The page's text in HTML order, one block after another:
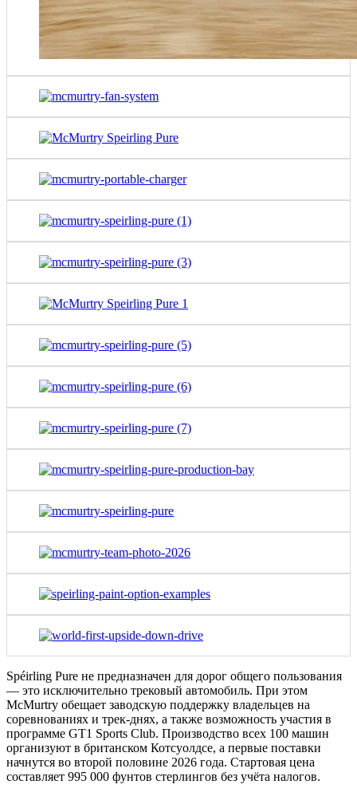
Spéirling Pure не предназначен для дорог общего пользования
— это исключительно трековый автомобиль. При этом
McMurtry обещает заводскую поддержку владельцев на
соревнованиях и трек-днях, а также возможность участия в
программе GT1 Sports Club. Производство всех 100 машин
организуют в британском Котсуолдсе, а первые поставки
начнутся во второй половине 2026 года. Стартовая цена
составляет 995 000 фунтов стерлингов без учёта налогов.